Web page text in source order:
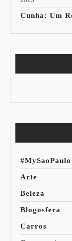
Cunha: Um
15% de
#MySaoPaulo
Arte
Beleza
Blogosfera
Carros